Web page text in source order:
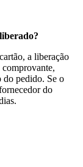
a liberação
comprovante,
do pedido. Se o
do